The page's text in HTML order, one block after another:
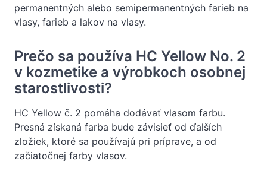
permanentných alebo semipermanentných farieb na
vlasy, farieb a lakov na vlasy.
Prečo sa používa HC Yellow No. 2
v kozmetike a výrobkoch osobnej
starostlivosti?
HC Yellow č. 2 pomáha dodávať vlasom farbu.
Presná získaná farba bude závisieť od ďalších
zložiek, ktoré sa používajú pri príprave, a od
začiatočnej farby vlasov.